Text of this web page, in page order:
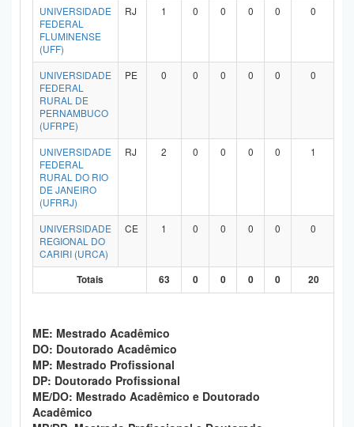
UNIVERSIDADE
FEDERAL
FLUMINENSE
(UFF)
RJ 1 0 0 0 0 0
UNIVERSIDADE
FEDERAL
RURAL DE
PERNAMBUCO
(UFRPE)
PE 0 0 0 0 0 0
UNIVERSIDADE
FEDERAL
RURAL DO RIO
DE JANEIRO
(UFRRJ)
RJ 2 0 0 0 0 1
UNIVERSIDADE
REGIONAL DO
CARIRI (URCA)
CE 1 0 0 0 0 0
Totais 63 0 0 0 0 20
ME: Mestrado Acadêmico
DO: Doutorado Acadêmico
MP: Mestrado Profissional
DP: Doutorado Profissional
ME/DO: Mestrado Acadêmico e Doutorado
Acadêmico